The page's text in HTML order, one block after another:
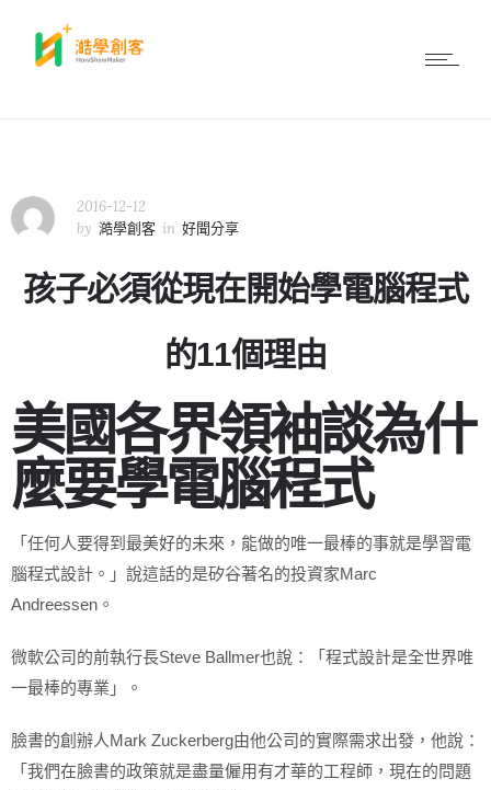
2016-12-12
by 澔學創客 in 好聞分享
孩子必須從現在開始學電腦程式
的11個理由
美國各界領袖談為什
麼要學電腦程式
「任何人要得到最美好的未來，能做的唯一最棒的事就是學習電
腦程式設計。」說這話的是矽谷著名的投資家Marc
Andreessen。
微軟公司的前執行長Steve Ballmer也說：「程式設計是全世界唯
一最棒的專業」。
臉書的創辦人Mark Zuckerberg由他公司的實際需求出發，他說：
「我們在臉書的政策就是盡量僱用有才華的工程師，現在的問題